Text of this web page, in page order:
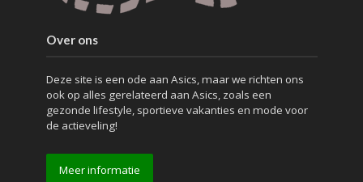
Over ons
Deze site is een ode aan Asics, maar we richten ons
ook op alles gerelateerd aan Asics, zoals een
gezonde lifestyle, sportieve vakanties en mode voor
de actieveling!
Meer informatie